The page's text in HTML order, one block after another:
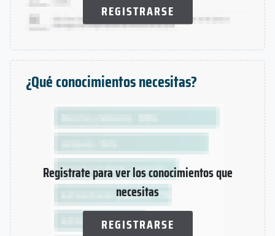
REGISTRARSE
¿Qué conocimientos necesitas?
Registrate para ver los conocimientos que
necesitas
REGISTRARSE